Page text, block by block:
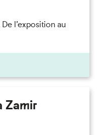
l’exposition au
Zamir